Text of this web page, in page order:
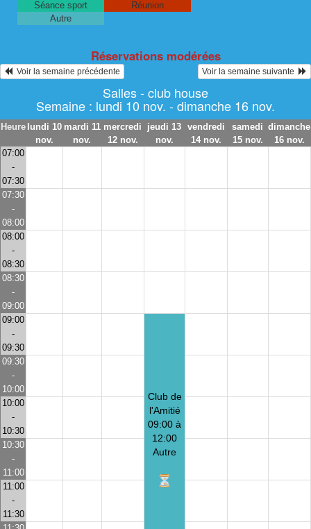
Séance sport
Réunion
Autre
Réservations modérées
  Voir la semaine précédente
Voir la semaine suivante
Salles - club house
Semaine : lundi 10 nov. - dimanche 16 nov.
Heure lundi 10
nov.
mardi 11
nov.
mercredi
12 nov.
jeudi 13
nov.
vendredi
14 nov.
samedi
15 nov.
dimanche
16 nov.
07:00
-
07:30
07:30
-
08:00
08:00
-
08:30
08:30
-
09:00
09:00
-
09:30
Club de
l'Amitié
09:00 à
12:00
Autre
09:30
-
10:00
10:00
-
10:30
10:30
-
11:00
11:00
-
11:30